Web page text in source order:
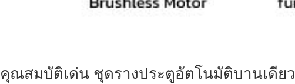
คุณสมบัติเด่น ชุดรางประตูอัตโนมัติบานเดียว